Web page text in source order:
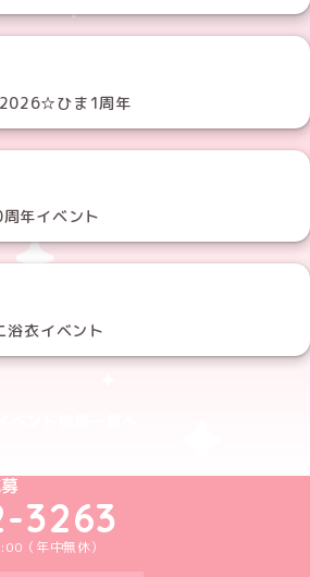
2026☆ひま1周年
年イベント
浴衣イベント
どりーみんTikTok公式アカウント
めいどりーみんX公式アカウント
めいどりーみんInstagram公式アカウント
めいどりーみんFacebook公式アカウン
めいどりーみんYouTube公式アカ
3263
（年中無休）